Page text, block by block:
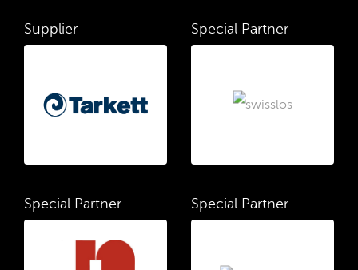
Supplier Special Partner
Special Partner Special Partner